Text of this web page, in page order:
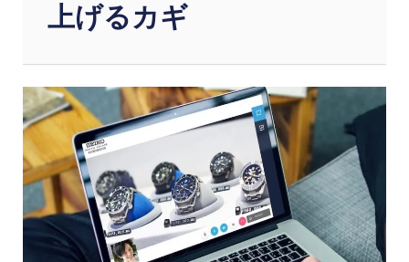
上げるカギ